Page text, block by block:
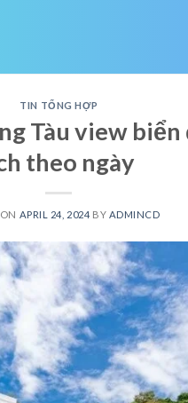
TIN TỔNG HỢP
Tàu view biển
theo ngày
APRIL 24, 2024 BY ADMINCD